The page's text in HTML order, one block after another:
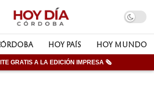
HOY PAÍS HOY MUNDO
GRATIS A LA EDICIÓN IMPRESA 🗞